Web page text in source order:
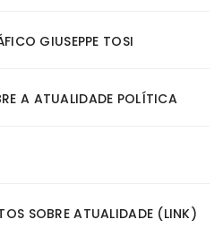
GIUSEPPE TOSI
A ATUALIDADE POLÍTICA
SOBRE ATUALIDADE (LINK)